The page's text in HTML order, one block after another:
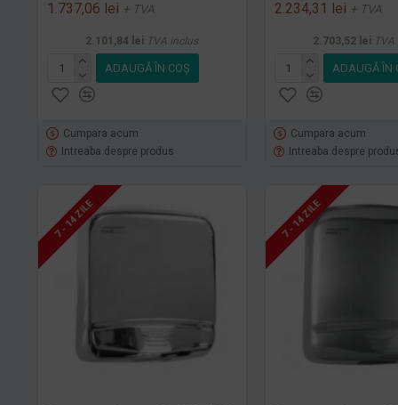
1.737,06 lei + TVA
2.101,84 lei TVA inclus
ADAUGĂ ÎN COŞ
Cumpara acum
Intreaba despre produs
2.234,31 lei + TVA
2.703,52 lei
ADAUGĂ ÎN
Cumpara acum
Intreaba despre
7 - 14 ZILE 7 - 14 ZILE